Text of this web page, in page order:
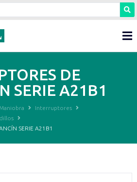
DE
SERIE A21B1
Maniobra
Interruptores
SERIE A21B1